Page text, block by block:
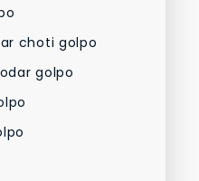
choti golpo
golpo